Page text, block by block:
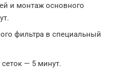
и монтаж основного
фильтра в специальный
— 5 минут.